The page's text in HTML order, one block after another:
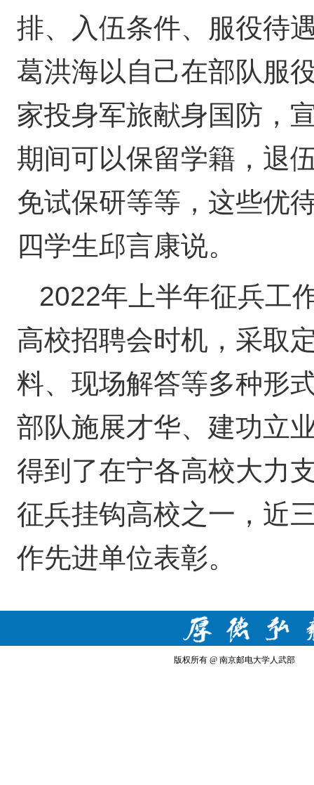
排、入伍条件、服役待
葛洪海以自己在部队服
家投身军旅献身国防，
期间可以保留学籍，退
免试保研等等，这些优
四学生邱言康说。
2022年上半年征兵工
高校招聘会时机，采取
料、现场解答等多种形
部队施展才华、建功立
得到了在宁各高校大力
征兵挂钩高校之一，近
作先进单位表彰。
版权所有 @ 南京邮电大学人武